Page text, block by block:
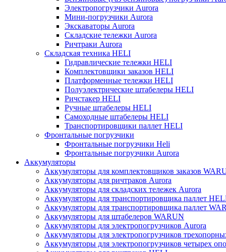
Электропогрузчики Aurora
Мини-погрузчики Aurora
Экскаваторы Aurora
Складские тележки Aurora
Ричтраки Aurora
Складская техника HELI
Гидравлические тележки HELI
Комплектовщики заказов HELI
Платформенные тележки HELI
Полуэлектрические штабелеры HELI
Ричстакер HELI
Ручные штабелеры HELI
Самоходные штабелеры HELI
Транспортировщики паллет HELI
Фронтальные погрузчики
Фронтальные погрузчики Heli
Фронтальные погрузчики Aurora
Аккумуляторы
Аккумуляторы для комплектовщиков заказов
Аккумуляторы для ричтраков Aurora
Аккумуляторы для складских тележек Aurora
Аккумуляторы для транспортировщика паллет
Аккумуляторы для транспортировщика паллет
Аккумуляторы для штабелеров WARUN
Аккумуляторы для электропогрузчиков Aurora
Аккумуляторы для электропогрузчиков
Аккумуляторы для электропогрузчиков четырех